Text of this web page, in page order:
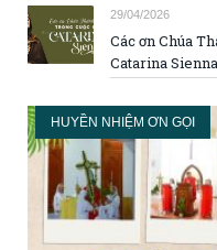
29/04/2026
Các ơn Chúa
Catarina
HUYỀN NHIỆM ƠN GỌI